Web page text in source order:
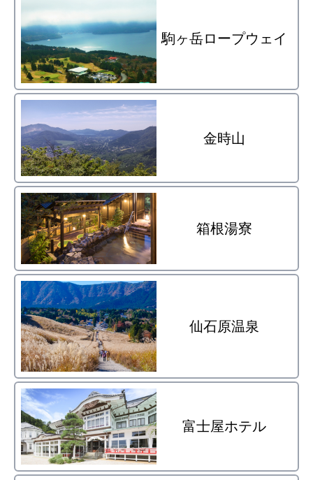
駒ヶ岳ロープウェイ
金時山
箱根湯寮
仙石原温泉
富士屋ホテル